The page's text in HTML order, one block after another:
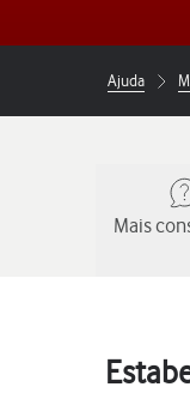
Ajuda
Mais